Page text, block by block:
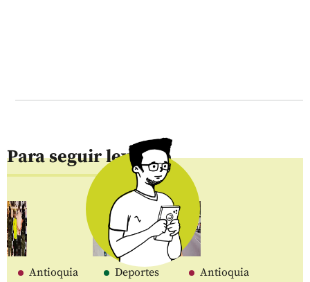
Para seguir leyendo
Antioquia Deportes Antioquia